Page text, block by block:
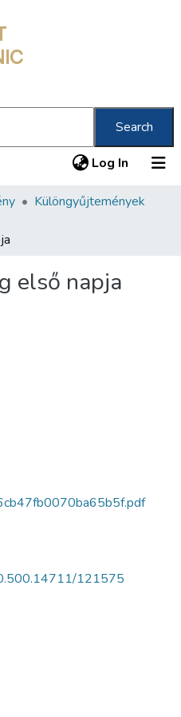
Search
Log In (current)
Különgyűjtemények
első napja
121575